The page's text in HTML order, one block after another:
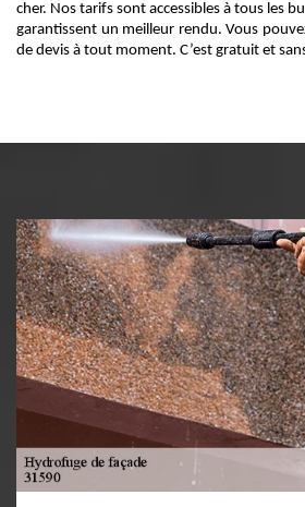
cher. Nos tarifs sont accessibles à tous les
garantissent un meilleur rendu. Vous
de devis à tout moment. C’est gratuit et